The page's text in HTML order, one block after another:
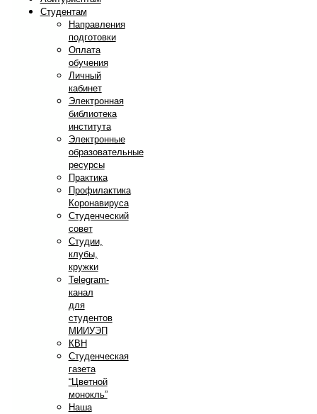
Студентам
Направления
подготовки
Оплата
обучения
Личный
кабинет
Электронная
библиотека
института
Электронные
образовательные
ресурсы
Практика
Профилактика
Коронавируса
Студенческий
совет
Студии,
клубы,
кружки
Telegram-
канал
для
студентов
МИИУЭП
КВН
Студенческая
газета
“Цветной
монокль”
Наша